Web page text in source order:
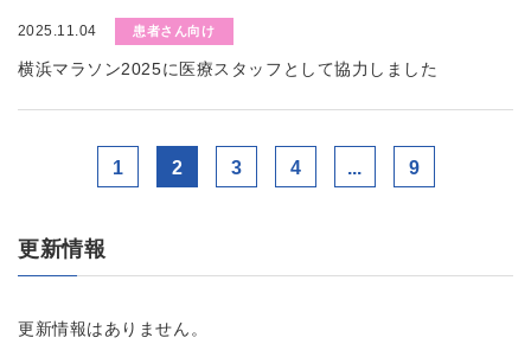
2025.11.04 患者さん向け
横浜マラソン2025に医療スタッフとして協力しました
1 2 3 4 ... 9
更新情報
更新情報はありません。